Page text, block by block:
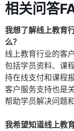
相关问答
我想了解线上教育
么？
线上教育行业的客
包括学员资料、课
持在线支付和课程
客户服务支持也是
帮助学员解决问题
我希望知道线上教